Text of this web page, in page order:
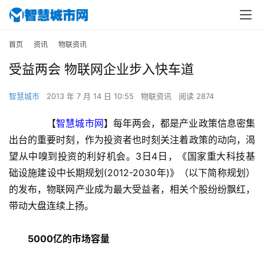
首页 资讯 物联资讯
受益两会 物联网企业步入快车道
智慧城市 2013 年 7 月 14 日 10:55 物联资讯 阅读 2874
【智慧城市网】每年两会，都是产业政策信息密集
出台的重要时刻，作为投资者也时刻关注着政策的动向，渴
望从中嗅到投资的利好机会。3日4日，《国家重大科技基
础设施建设中长期规划(2012-2030年)》（以下简称规划）
的发布，物联网产业成为最大受益者，相关个股纷纷飘红，
带动大盘连续上扬。
5000亿的市场容量